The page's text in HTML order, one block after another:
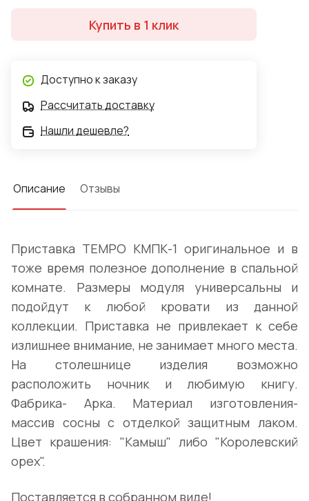
Купить в 1 клик
Доступно к заказу
Рассчитать доставку
Нашли дешевле?
Описание Отзывы
Приставка TEMPO КМПК-1 оригинальное и в
тоже время полезное дополнение в спальной
комнате. Размеры модуля универсальны и
подойдут к любой кровати из данной
коллекции. Приставка не привлекает к себе
излишнее внимание, не занимает много места.
На столешнице изделия возможно
расположить ночник и любимую книгу.
Фабрика- Арка. Материал изготовления-
массив сосны с отделкой защитным лаком.
Цвет крашения: "Камыш" либо "Королевский
орех".
Поставляется в собранном виде!